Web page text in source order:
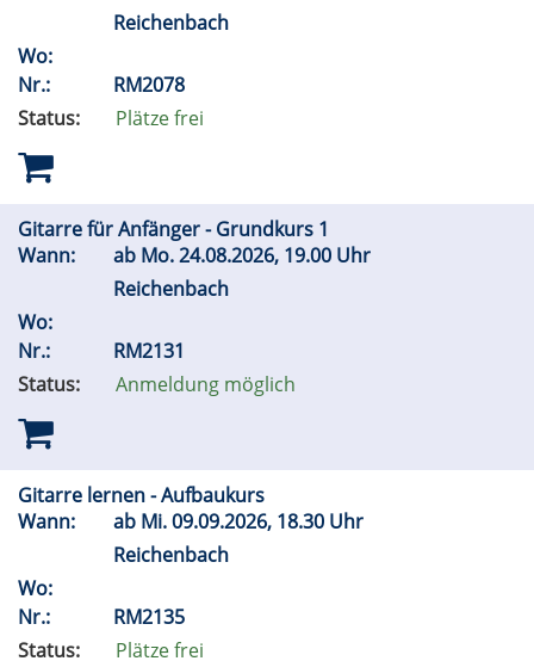
Reichenbach
Wo:
Nr.:
RM2078
Status:
Plätze frei
Gitarre für Anfänger - Grundkurs 1
Wann:
ab Mo.24.08.2026, 19.00 Uhr
Reichenbach
Wo:
Nr.:
RM2131
Status:
Anmeldung möglich
Gitarre lernen - Aufbaukurs
Wann:
ab Mi.09.09.2026, 18.30 Uhr
Reichenbach
Wo:
Nr.:
RM2135
Status:
Plätze frei